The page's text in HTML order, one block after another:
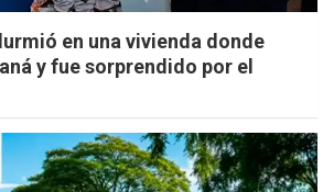
en una vivienda donde
y fue sorprendido por el